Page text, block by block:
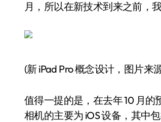
月，所以在新技术到来之前，
(新 iPad Pro 概念设计，图片来
值得一提的是，在去年 10 月
相机的主要为 iOS 设备，其中